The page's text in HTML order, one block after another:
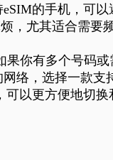
eSIM的手机，可以
，尤其适合需要
果你有多个号码
网络，选择一款支
可以更方便地切换